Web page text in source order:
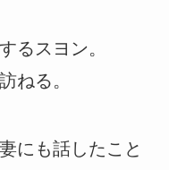
るスヨン。
ねる。
にも話したこと